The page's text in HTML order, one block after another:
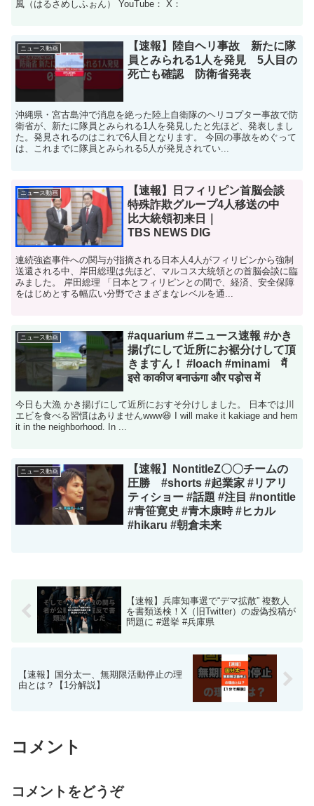
風（はるさめしふぉん） YouTube： X：
ニュース動画
【速報】陸自ヘリ事故 新たに隊
員とみられる1人を発見 5人目の
死亡も確認 防衛省発表
沖縄県・宮古島沖で消息を絶った陸上自衛隊のヘリコプター事故で防
衛省が、新たに隊員とみられる1人を発見したと先ほど、発表しまし
た。発見されるのはこれで6人目となります。 今回の事故をめぐって
は、これまでに隊員とみられる5人が発見されてい...
ニュース動画
【速報】日フィリピン首脳会談
特殊詐欺グループ4人移送の中
比大統領初来日｜
TBS NEWS DIG
連続強盗事件への関与が指摘される日本人4人がフィリピンから強制
送還される中、岸田総理は先ほど、マルコス大統領との首脳会談に臨
みました。 岸田総理 「日本とフィリピンとの間で、経済、安全保障
をはじめとする幅広い分野でさまざまなレベルを通...
ニュース動画
#aquarium #ニュース速報 #かき
揚げにして近所にお裾分けして頂
きますん！ #loach #minami मैं
इसे काकीज बनाऊंगा और पड़ोस में
今日も大漁 かき揚げにして近所におすそ分けしました。 日本では川
エビを食べる習慣はありませんwww😆 I will make it kakiage and hem
it in the neighborhood. In ...
ニュース動画
【速報】NontitleZ〇〇チームの
圧勝 #shorts #起業家 #リアリ
ティショー #話題 #注目 #nontitle
#青笹寛史 #青木康時 #ヒカル
#hikaru #朝倉未来
【速報】兵庫知事選で“デマ拡散” 複数人
を書類送検！X（旧Twitter）の虚偽投稿が
問題に #選挙 #兵庫県
【速報】国分太一、無期限活動停止の理
由とは？【1分解説】
コメント
コメントをどうぞ